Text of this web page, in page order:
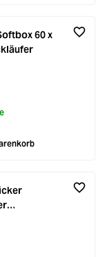
von 5 von 5
60 x